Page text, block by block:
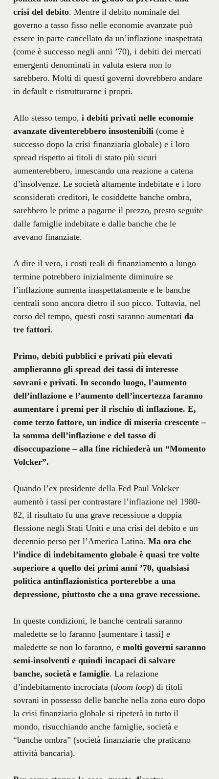
crisi del debito. Mentre il debito nominale del
governo a tasso fisso nelle economie avanzate può
essere in parte cancellato da un’inflazione inaspettata
(come è successo negli anni ’70), i debiti dei mercati
emergenti denominati in valuta estera non lo
sarebbero. Molti di questi governi dovrebbero andare
in default e ristrutturarne i propri.
Allo stesso tempo, i debiti privati nelle economie
avanzate diventerebbero insostenibili (come è
successo dopo la crisi finanziaria globale) e i loro
spread rispetto ai titoli di stato più sicuri
aumenterebbero, innescando una reazione a catena
d’insolvenze. Le società altamente indebitate e i loro
sconsiderati creditori, le cosiddette banche ombra,
sarebbero le prime a pagarne il prezzo, presto seguite
dalle famiglie indebitate e dalle banche che le
avevano finanziate.
A dire il vero, i costi reali di finanziamento a lungo
termine potrebbero inizialmente diminuire se
l’inflazione aumenta inaspettatamente e le banche
centrali sono ancora dietro il suo picco. Tuttavia, nel
corso del tempo, questi costi saranno aumentati da
tre fattori.
Primo, debiti pubblici e privati più elevati
amplieranno gli spread dei tassi di interesse
sovrani e privati. In secondo luogo, l’aumento
dell’inflazione e l’aumento dell’incertezza faranno
aumentare i premi per il rischio di inflazione. E,
come terzo fattore, un indice di miseria crescente –
la somma dell’inflazione e del tasso di
disoccupazione – alla fine richiederà un “Momento
Volcker”.
Quando l’ex presidente della Fed Paul Volcker
aumentò i tassi per contrastare l’inflazione nel 1980-
82, il risultato fu una grave recessione a doppia
flessione negli Stati Uniti e una crisi del debito e un
decennio perso per l’America Latina. Ma ora che
l’indice di indebitamento globale è quasi tre volte
superiore a quello dei primi anni ’70, qualsiasi
politica antinflazionistica porterebbe a una
depressione, piuttosto che a una grave recessione.
In queste condizioni, le banche centrali saranno
maledette se lo faranno [aumentare i tassi] e
maledette se non lo faranno, e molti governi saranno
semi-insolventi e quindi incapaci di salvare
banche, società e famiglie. La relazione
d’indebitamento incrociata (doom loop) di titoli
sovrani in possesso delle banche nella zona euro dopo
la crisi finanziaria globale si ripeterà in tutto il
mondo, risucchiando anche famiglie, società e
“banche ombra” (società finanziarie che praticano
attività bancaria).